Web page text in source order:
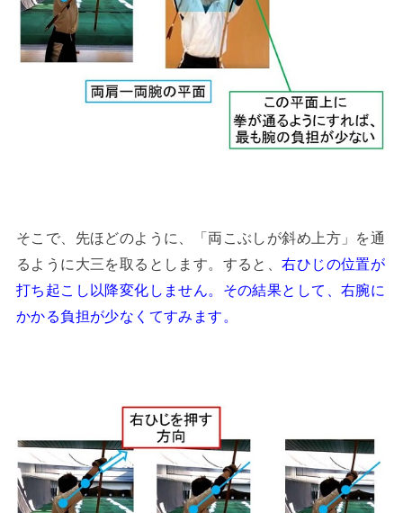
そこで、先ほどのように、「両こぶしが斜め上方」を通
るように大三を取るとします。すると、右ひじの位置が
打ち起こし以降変化しません。その結果として、右腕に
かかる負担が少なくてすみます。